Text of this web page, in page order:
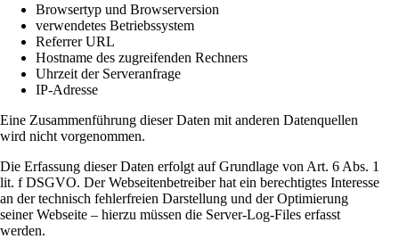
Browsertyp und Browserversion
verwendetes Betriebssystem
Referrer URL
Hostname des zugreifenden Rechners
Uhrzeit der Serveranfrage
IP-Adresse
Eine Zusammenführung dieser Daten mit anderen Datenquellen
wird nicht vorgenommen.
Die Erfassung dieser Daten erfolgt auf Grundlage von Art. 6 Abs. 1
lit. f DSGVO. Der Webseitenbetreiber hat ein berechtigtes Interesse
an der technisch fehlerfreien Darstellung und der Optimierung
seiner Webseite – hierzu müssen die Server-Log-Files erfasst
werden.